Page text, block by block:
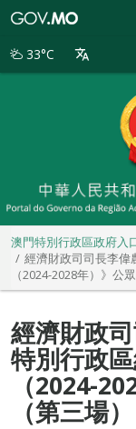
別
33°C
澳門特別行政區政府入
經濟財政司司長李偉
（2024-2028年）》公
經濟財政
特別行政
（2024-
（第三場）